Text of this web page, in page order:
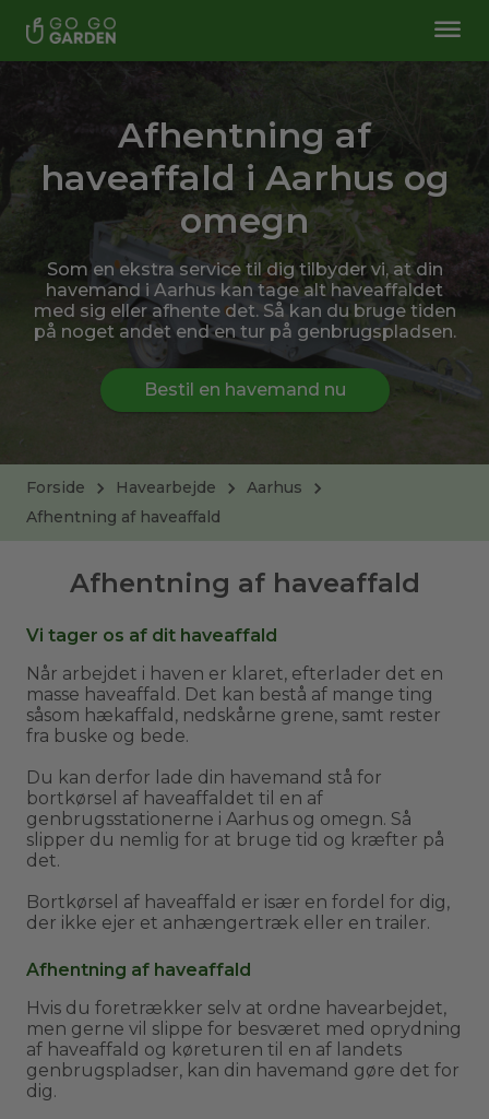
Afhentning af
haveaffald i Aarhus og
omegn
Som en ekstra service til dig tilbyder vi, at din
havemand i Aarhus kan tage alt haveaffaldet
med sig eller afhente det. Så kan du bruge tiden
på noget andet end en tur på genbrugspladsen.
Bestil en havemand nu
Forside Havearbejde
Aarhus
Afhentning af haveaffald
Afhentning af haveaffald
Vi tager os af dit haveaffald
Når arbejdet i haven er klaret, efterlader det en
masse haveaffald. Det kan bestå af mange ting
såsom hækaffald, nedskårne grene, samt rester
fra buske og bede.
Du kan derfor lade din havemand stå for
bortkørsel af haveaffaldet til en af
genbrugsstationerne i Aarhus og omegn. Så
slipper du nemlig for at bruge tid og kræfter på
det.
Bortkørsel af haveaffald er især en fordel for dig,
der ikke ejer et anhængertræk eller en trailer.
Afhentning af haveaffald
Hvis du foretrækker selv at ordne havearbejdet,
men gerne vil slippe for besværet med oprydning
af haveaffald og køreturen til en af landets
genbrugspladser, kan din havemand gøre det for
dig.